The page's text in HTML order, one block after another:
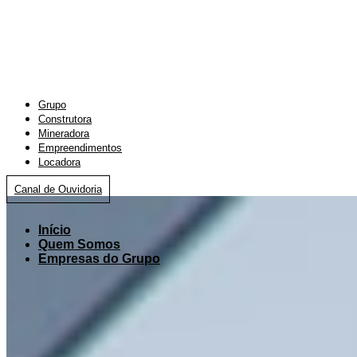
Grupo
Construtora
Mineradora
Empreendimentos
Locadora
Canal de Ouvidoria
Início
Quem Somos
Empresas do Grupo